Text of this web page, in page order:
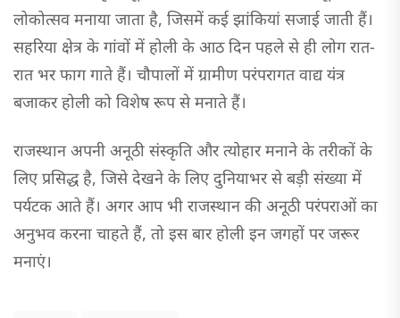
लोकोत्सव मनाया जाता है, जिसमें कई झांकियां सजाई जाती हैं।
सहरिया क्षेत्र के गांवों में होली के आठ दिन पहले से ही लोग रात-
रात भर फाग गाते हैं। चौपालों में ग्रामीण परंपरागत वाद्य यंत्र
बजाकर होली को विशेष रूप से मनाते हैं।
राजस्थान अपनी अनूठी संस्कृति और त्योहार मनाने के तरीकों के
लिए प्रसिद्ध है, जिसे देखने के लिए दुनियाभर से बड़ी संख्या में
पर्यटक आते हैं। अगर आप भी राजस्थान की अनूठी परंपराओं का
अनुभव करना चाहते हैं, तो इस बार होली इन जगहों पर जरूर
मनाएं।